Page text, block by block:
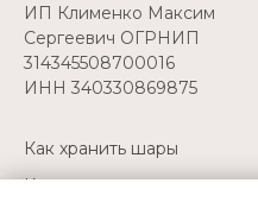
ИП Клименко Максим
Сергеевич ОГРНИП
314345508700016
ИНН 340330869875
Как хранить шары
Как перевозить шары